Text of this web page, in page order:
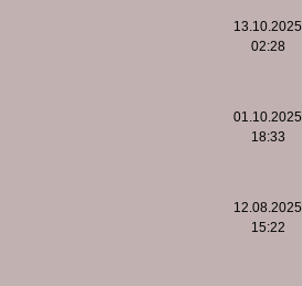
13.10.2025
02:28
01.10.2025
18:33
12.08.2025
15:22